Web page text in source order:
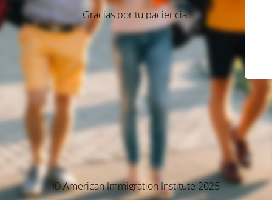
Gracias por tu paciencia.
© American Immigration Institute 2025